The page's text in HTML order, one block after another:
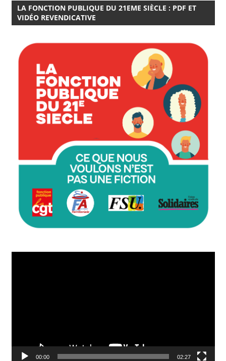
LA FONCTION PUBLIQUE DU 21EME SIÈCLE : PDF ET
VIDÉO REVENDICATIVE
00:00 02:27